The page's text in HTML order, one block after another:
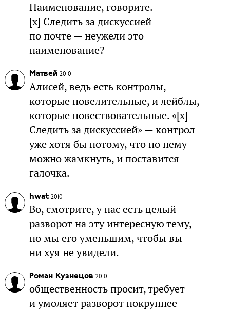
Наименование, говорите.
[x] Следить за дискуссией
по почте — неужели это
наименование?
Матвей 2010
Алисей, ведь есть контролы,
которые повелительные, и лейблы,
которые повествовательные. «[x]
Следить за дискуссией» — контрол
уже хотя бы потому, что по нему
можно жамкнуть, и поставится
галочка.
hwat 2010
Во, смотрите, у нас есть целый
разворот на эту интересную тему,
но мы его уменьшим, чтобы вы
ни хуя не увидели.
Роман Кузнецов 2010
общественность просит, требует
и умоляет разворот покрупнее